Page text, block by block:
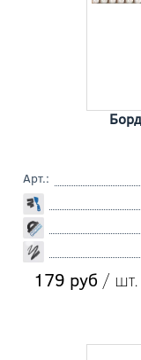
Арт.:
179 руб / шт.